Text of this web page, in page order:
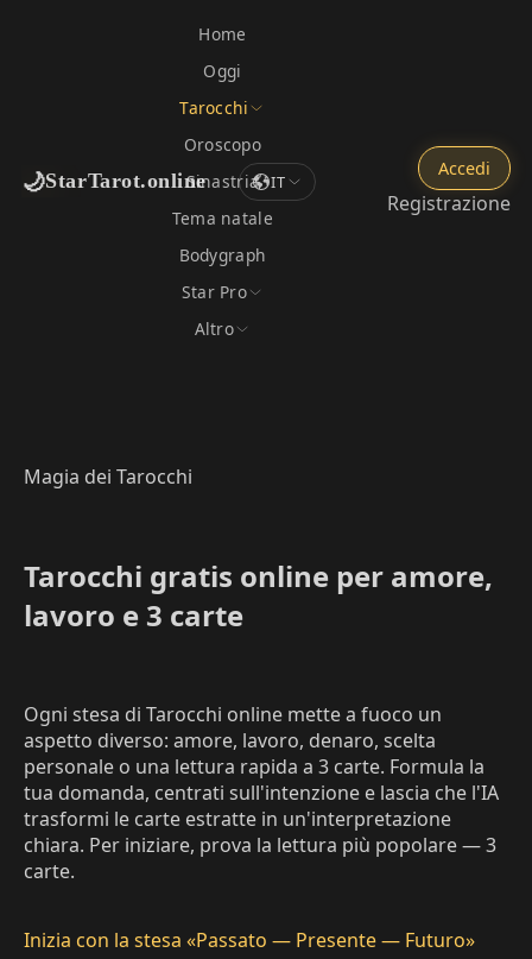
🌙StarTarot.online
Home
Oggi
Tarocchi
Oroscopo
Sinastria
Tema natale
Bodygraph
Star Pro
Altro
IT
Accedi
Registrazione
Magia dei Tarocchi
Tarocchi gratis online per amore,
lavoro e 3 carte
Ogni stesa di Tarocchi online mette a fuoco un
aspetto diverso: amore, lavoro, denaro, scelta
personale o una lettura rapida a 3 carte. Formula la
tua domanda, centrati sull'intenzione e lascia che l'IA
trasformi le carte estratte in un'interpretazione
chiara. Per iniziare, prova la lettura più popolare — 3
carte.
Inizia con la stesa «Passato — Presente — Futuro»